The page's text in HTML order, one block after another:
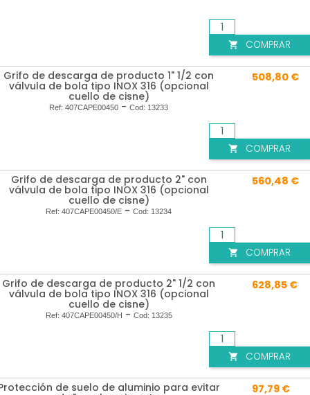
 COMPRAR
Grifo de descarga de producto 1" 1/2 con
válvula de bola tipo INOX 316 (opcional
cuello de cisne)
Ref: 407CAPE00450 - Cod: 13233
508,80 €
 COMPRAR
Grifo de descarga de producto 2" con
válvula de bola tipo INOX 316 (opcional
cuello de cisne)
Ref: 407CAPE00450/E - Cod: 13234
560,48 €
 COMPRAR
Grifo de descarga de producto 2" 1/2 con
válvula de bola tipo INOX 316 (opcional
cuello de cisne)
Ref: 407CAPE00450/H - Cod: 13235
628,85 €
 COMPRAR
de suelo de aluminio para evitar 97,79 €